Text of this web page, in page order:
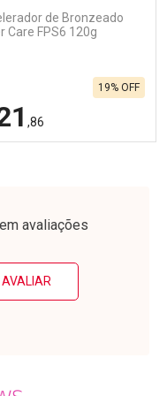
de Bronzeado
Care FPS6 120g
,86
19% OFF
Menos
avaliações